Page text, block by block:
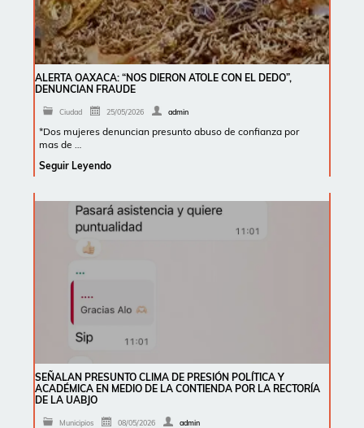
ALERTA OAXACA: “NOS DIERON ATOLE CON EL DEDO”,
DENUNCIAN FRAUDE
Ciudad 25/05/2026 admin
*Dos mujeres denuncian presunto abuso de confianza por
mas de …
Seguir Leyendo
SEÑALAN PRESUNTO CLIMA DE PRESIÓN POLÍTICA Y
ACADÉMICA EN MEDIO DE LA CONTIENDA POR LA RECTORÍA
DE LA UABJO
Municipios 08/05/2026 admin